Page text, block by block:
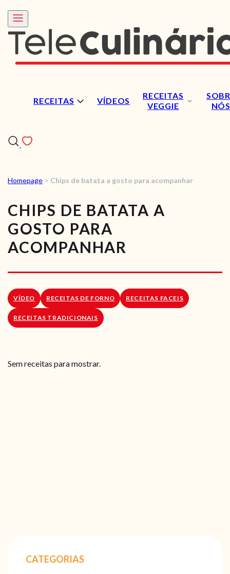
RECEITAS VÍDEOS
RECEITAS
VEGGIE
NÓS
RECEITAS
VÍDEOS
RECEITAS VEGGIE
LOJA ONLINE
Homepage > Chips de batata a gosto para acompanhar
CHIPS DE BATATA A
GOSTO PARA
ACOMPANHAR
VÍDEO RECEITAS DE FORNO RECEITAS FACEIS
RECEITAS TRADICIONAIS
Sem receitas para mostrar.
CATEGORIAS